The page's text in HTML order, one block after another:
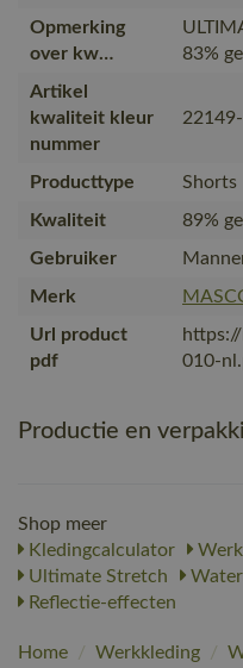
Opmerking
over kw…
83%
Artikel
kwaliteit kleur
nummer
Producttype
Shorts
Kwaliteit
89%
Gebruiker
Merk
Url product
pdf
010-
Productie en
Shop meer
Kledingcalculator
Ultimate Stretch
Reflectie-effecten
Home / Werkkleding /